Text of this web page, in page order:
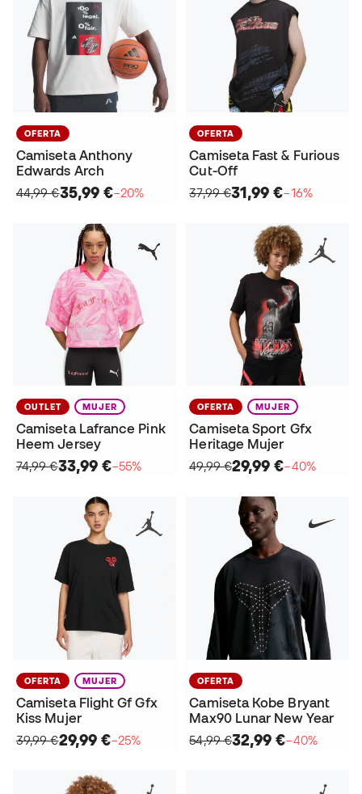
OFERTA
Camiseta Anthony
Edwards Arch
44,99 €35,99 €−20%
OFERTA
Camiseta Fast & Furious
Cut-Off
37,99 €31,99 €−16%
OUTLET MUJER
Camiseta Lafrance Pink
Heem Jersey
74,99 €33,99 €−55%
OFERTA MUJER
Camiseta Sport Gfx
Heritage Mujer
49,99 €29,99 €−40%
OFERTA MUJER
Camiseta Flight Gf Gfx
Kiss Mujer
39,99 €29,99 €−25%
OFERTA
Camiseta Kobe Bryant
Max90 Lunar New Year
54,99 €32,99 €−40%